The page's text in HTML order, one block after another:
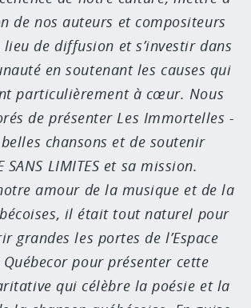
de nos auteurs et compositeurs
lieu de diffusion et s’investir dans
en soutenant les causes qui
particulièrement à cœur. Nous
de présenter Les Immortelles -
chansons et de soutenir
SANS LIMITES et sa mission.
amour de la musique et de la
il était tout naturel pour
grandes les portes de l’Espace
Québecor pour présenter cette
qui célèbre la poésie et la